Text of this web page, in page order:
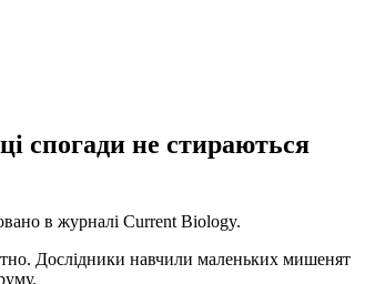
спогади не стираються
в журналі Current Biology.
Дослідники навчили маленьких мишенят